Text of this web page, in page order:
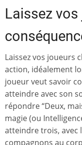
Laissez
Laissez vos joueurs
action, idéalement
joueur veut savoir
atteindre avec son
répondre “Deux,
magie (ou
atteindre trois, avec
compagnons au